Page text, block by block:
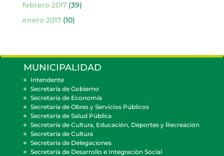
febrero 2017(39)
enero 2017(10)
MUNICIPALIDAD
Intendente
Secretaría de Gobierno
Secretaría de Economía
Secretaría de Obras y Servicios Públicos
Secretaría de Salud Pública
Secretaría de Cultura, Educación, Deportes y Recreación
Secretaría de Cultura
Secretaría de Delegaciones
Secretaría de Desarrollo e Integración Social